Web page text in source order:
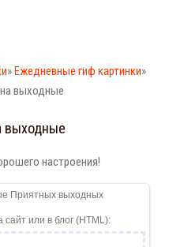
»Ежедневные гиф картинки»
выходные
выходные
настроения!
сайт или в блог (HTML):